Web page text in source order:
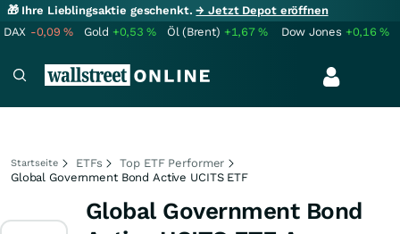
🎁 Ihre Lieblingsaktie geschenkt.→ Jetzt Depot eröffnen
DAX -0,09% Gold +0,53% Öl (Brent) +1,67% Dow Jones +0,16%
Startseite ETFs
Top ETF Performer
Global Government Bond Active UCITS ETF
Global Government Bond